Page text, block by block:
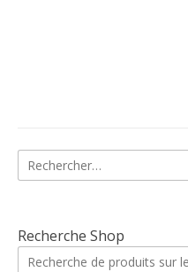
Rechercher :
Recherche Shop